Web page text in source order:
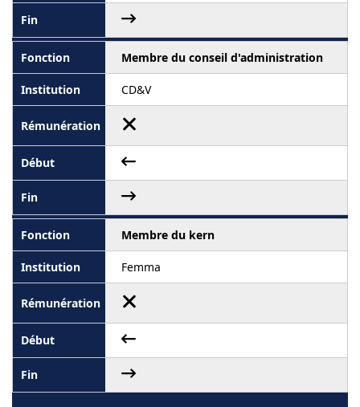
Membre du conseil d'administration
CD&V
Membre du kern
Femma